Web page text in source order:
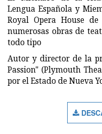
Lengua Española y
Royal Opera House
numerosas obras de
todo tipo
Autor y director de la
Passion" (Plymouth
por el Estado de Nueva